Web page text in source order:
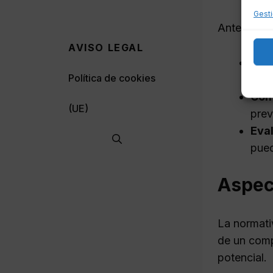
Antes de
La
de un
potencial.
AVISO LEGAL
Política de cookies
(UE)